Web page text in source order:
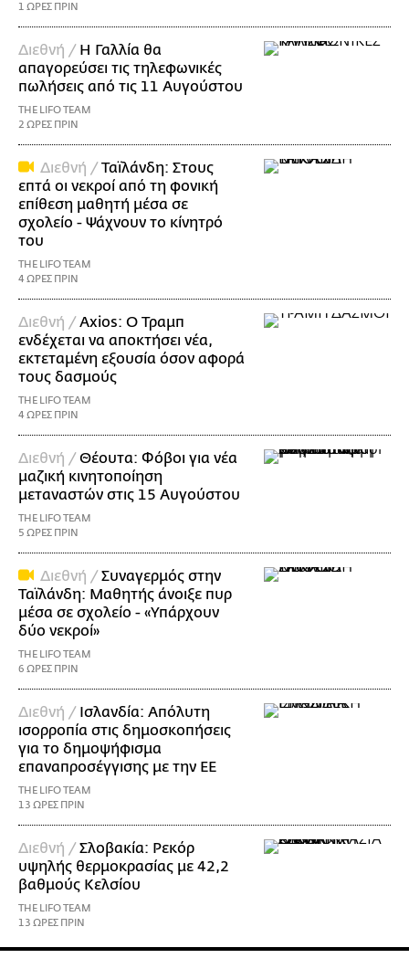
1 ΩΡΕΣ ΠΡΙΝ
Διεθνή / Η Γαλλία θα
απαγορεύσει τις τηλεφωνικές
πωλήσεις από τις 11 Αυγούστου
THE LIFO TEAM
2 ΩΡΕΣ ΠΡΙΝ
Διεθνή / Ταϊλάνδη: Στους
επτά οι νεκροί από τη φονική
επίθεση μαθητή μέσα σε
σχολείο - Ψάχνουν το κίνητρό
του
THE LIFO TEAM
4 ΩΡΕΣ ΠΡΙΝ
Διεθνή / Axios: Ο Τραμπ
ενδέχεται να αποκτήσει νέα,
εκτεταμένη εξουσία όσον αφορά
τους δασμούς
THE LIFO TEAM
4 ΩΡΕΣ ΠΡΙΝ
Διεθνή / Θέουτα: Φόβοι για νέα
μαζική κινητοποίηση
μεταναστών στις 15 Αυγούστου
THE LIFO TEAM
5 ΩΡΕΣ ΠΡΙΝ
Διεθνή / Συναγερμός στην
Ταϊλάνδη: Μαθητής άνοιξε πυρ
μέσα σε σχολείο - «Υπάρχουν
δύο νεκροί»
THE LIFO TEAM
6 ΩΡΕΣ ΠΡΙΝ
Διεθνή / Ισλανδία: Απόλυτη
ισορροπία στις δημοσκοπήσεις
για το δημοψήφισμα
επαναπροσέγγισης με την ΕΕ
THE LIFO TEAM
13 ΩΡΕΣ ΠΡΙΝ
Διεθνή / Σλοβακία: Ρεκόρ
υψηλής θερμοκρασίας με 42,2
βαθμούς Κελσίου
THE LIFO TEAM
13 ΩΡΕΣ ΠΡΙΝ